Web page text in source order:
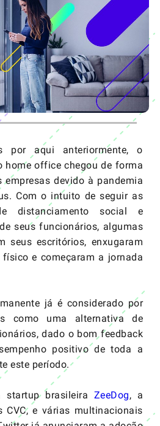
por aqui anteriormente, o
home office chegou de forma
empresas devido à pandemia
Com o intuito de seguir as
distanciamento social e
seus funcionários, algumas
seus escritórios, enxugaram
e começaram a jornada
já é considerado por
como uma alternativa de
dado o bom feedback
positivo de toda a
este período.
startup brasileira ZeeDog, a
CVC, e várias multinacionais